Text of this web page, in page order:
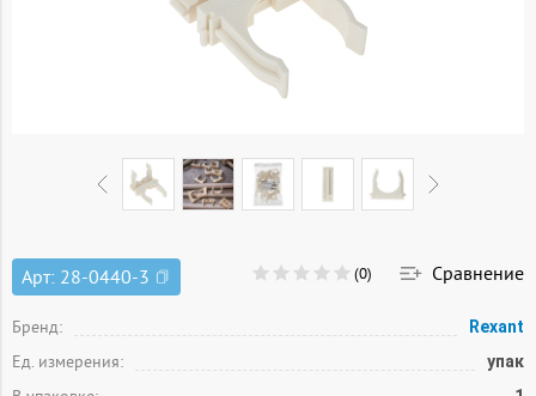
Арт: 28-0440-3 (0) Сравнение
Бренд: Rexant
Ед. измерения: упак